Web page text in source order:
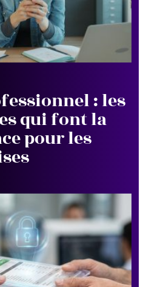
: les
qui font la
pour les